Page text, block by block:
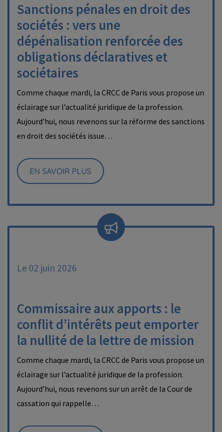
Sanctions pénales en droit des
sociétés : vers une
dépénalisation renforcée des
obligations déclaratives et
sociétaires
Comme chaque mardi, la CRCC de Paris vous propose un
éclairage sur l’actualité juridique de la profession.
Aujourd’hui, nous revenons sur la réforme des sanctions
en droit des sociétés issue…
EN SAVOIR PLUS
Le 02 juin 2026
Commissaire aux apports : le
conflit d’intérêts peut emporter
la nullité de la lettre de mission
Comme chaque mardi, la CRCC de Paris vous propose un
éclairage sur l’actualité juridique de la profession.
Aujourd’hui, nous revenons sur un arrêt de la Cour de
cassation qui rappelle…